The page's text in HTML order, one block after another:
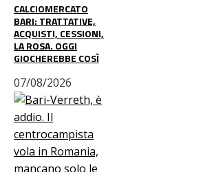
CALCIOMERCATO
BARI: TRATTATIVE,
ACQUISTI, CESSIONI,
LA ROSA. OGGI
GIOCHEREBBE COSÌ
07/08/2026